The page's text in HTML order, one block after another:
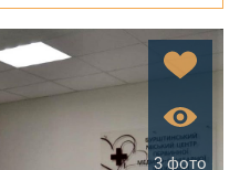
3 фото